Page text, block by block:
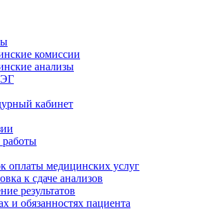
комиссии
анализы
кабинет
оплаты медицинских услуг
к сдаче анализов
результатов
и обязанностях пациента